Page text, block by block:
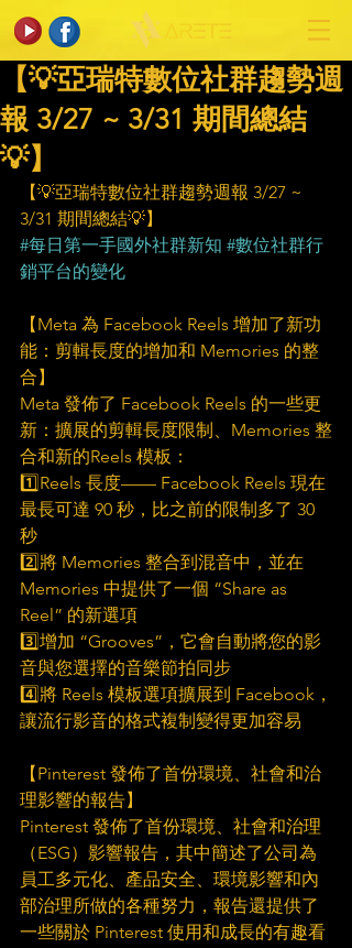
【💡亞瑞特數位社群趨勢週
報 3/27 ~ 3/31 期間總結
💡】
【💡亞瑞特數位社群趨勢週報 3/27 ~
3/31 期間總結💡】
#每日第一手國外社群新知 #數位社群行
銷平台的變化
【Meta 為 Facebook Reels 增加了新功
能：剪輯長度的增加和 Memories 的整
合】
Meta 發佈了 Facebook Reels 的一些更
新：擴展的剪輯長度限制、Memories 整
合和新的Reels 模板：
1️⃣Reels 長度—— Facebook Reels 現在
最長可達 90 秒，比之前的限制多了 30
秒
2️⃣將 Memories 整合到混音中，並在
Memories 中提供了一個 “Share as
Reel” 的新選項
3️⃣增加 “Grooves”，它會自動將您的影
音與您選擇的音樂節拍同步
4️⃣將 Reels 模板選項擴展到 Facebook，
讓流行影音的格式複制變得更加容易
【Pinterest 發佈了首份環境、社會和治
理影響的報告】
Pinterest 發佈了首份環境、社會和治理
（ESG）影響報告，其中簡述了公司為
員工多元化、產品安全、環境影響和內
部治理所做的各種努力，報告還提供了
一些關於 Pinterest 使用和成長的有趣看